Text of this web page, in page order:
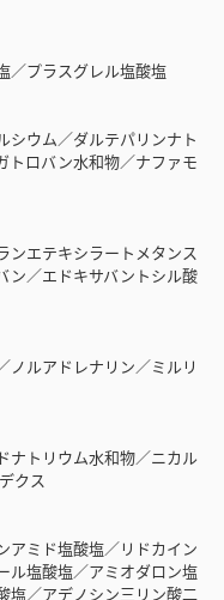
／プラスグレル塩酸塩
ウム／ダルテパリンナト
トロバン水和物／ナファモ
エテキシラートメタンス
ン／エドキサバントシル酸
ルアドレナリン／ミルリ
トリウム水和物／ニカル
クス
ミド塩酸塩／リドカイン
ル塩酸塩／アミオダロン塩
塩／アデノシン三リン酸二